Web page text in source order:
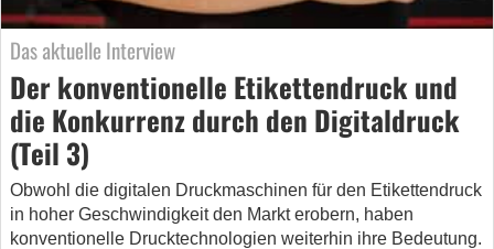
Das aktuelle Interview
Der konventionelle Etikettendruck und
die Konkurrenz durch den Digitaldruck
(Teil 3)
Obwohl die digitalen Druckmaschinen für den Etikettendruck
in hoher Geschwindigkeit den Markt erobern, haben
konventionelle Drucktechnologien weiterhin ihre Bedeutung.